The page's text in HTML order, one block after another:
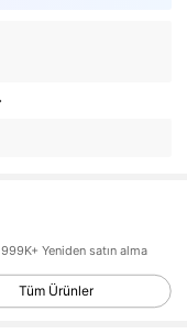
999K+ Yeniden satın alma
Tüm Ürünler